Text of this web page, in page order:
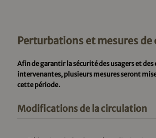
Perturbations et mesures
Afin de garantir la sécurité des usagers et des
intervenantes, plusieurs mesures seront
cette période.
Modifications de la circulation